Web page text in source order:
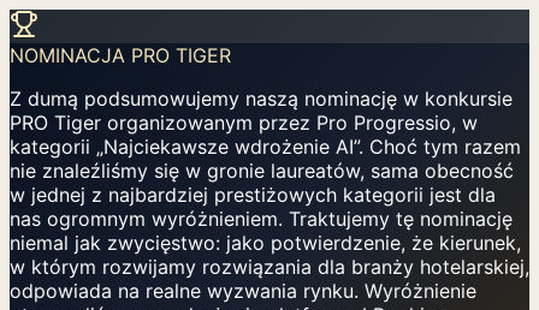
NOMINACJA PRO TIGER
Z dumą podsumowujemy naszą nominację w konkursie
PRO Tiger organizowanym przez Pro Progressio, w
kategorii „Najciekawsze wdrożenie AI”. Choć tym razem
nie znaleźliśmy się w gronie laureatów, sama obecność
w jednej z najbardziej prestiżowych kategorii jest dla
nas ogromnym wyróżnieniem. Traktujemy tę nominację
niemal jak zwycięstwo: jako potwierdzenie, że kierunek,
w którym rozwijamy rozwiązania dla branży hotelarskiej,
odpowiada na realne wyzwania rynku. Wyróżnienie